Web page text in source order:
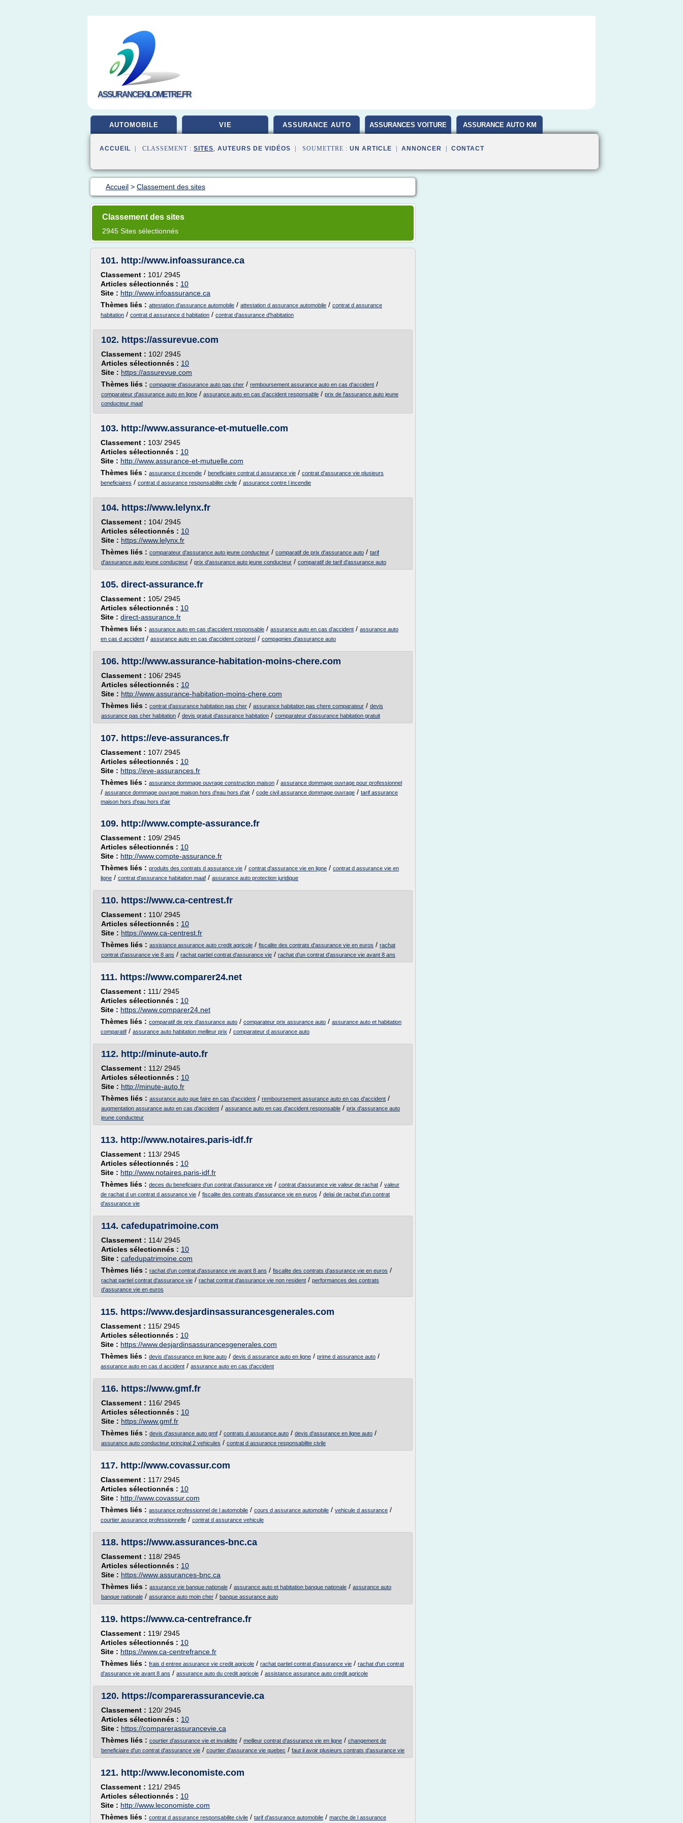
ASSURANCEKILOMETRE.FR
AUTOMOBILE VIE ASSURANCE AUTO ASSURANCES VOITURE ASSURANCE AUTO KM
ACCUEIL | CLASSEMENT : SITES, AUTEURS DE VIDÉOS | SOUMETTRE : UN ARTICLE ANNONCER CONTACT
Accueil > Classement des sites
Classement des sites
2945 Sites sélectionnés
101. http://www.infoassurance.ca
Classement : 101/ 2945
Articles sélectionnés : 10
Site : http://www.infoassurance.ca
Thèmes liés : attestation d'assurance automobile / attestation d assurance automobile / contrat d assurance
habitation / contrat d assurance d habitation / contrat d'assurance d'habitation
102. https://assurevue.com
Classement : 102/ 2945
Articles sélectionnés : 10
Site : https://assurevue.com
Thèmes liés : compagnie d'assurance auto pas cher / remboursement assurance auto en cas d'accident /
comparateur d'assurance auto en ligne / assurance auto en cas d'accident responsable / prix de l'assurance auto jeune
conducteur maaf
103. http://www.assurance-et-mutuelle.com
Classement : 103/ 2945
Articles sélectionnés : 10
Site : http://www.assurance-et-mutuelle.com
Thèmes liés : assurance d incendie / beneficiaire contrat d assurance vie / contrat d'assurance vie plusieurs
beneficiaires / contrat d assurance responsabilite civile / assurance contre l incendie
104. https://www.lelynx.fr
Classement : 104/ 2945
Articles sélectionnés : 10
Site : https://www.lelynx.fr
Thèmes liés : comparateur d'assurance auto jeune conducteur / comparatif de prix d'assurance auto / tarif
d'assurance auto jeune conducteur / prix d'assurance auto jeune conducteur / comparatif de tarif d'assurance auto
105. direct-assurance.fr
Classement : 105/ 2945
Articles sélectionnés : 10
Site : direct-assurance.fr
Thèmes liés : assurance auto en cas d'accident responsable / assurance auto en cas d'accident / assurance auto
en cas d accident / assurance auto en cas d'accident corporel / compagnies d'assurance auto
106. http://www.assurance-habitation-moins-chere.com
Classement : 106/ 2945
Articles sélectionnés : 10
Site : http://www.assurance-habitation-moins-chere.com
Thèmes liés : contrat d'assurance habitation pas cher / assurance habitation pas chere comparateur / devis
assurance pas cher habitation / devis gratuit d'assurance habitation / comparateur d'assurance habitation gratuit
107. https://eve-assurances.fr
Classement : 107/ 2945
Articles sélectionnés : 10
Site : https://eve-assurances.fr
Thèmes liés : assurance dommage ouvrage construction maison / assurance dommage ouvrage pour professionnel
/ assurance dommage ouvrage maison hors d'eau hors d'air / code civil assurance dommage ouvrage / tarif assurance
maison hors d'eau hors d'air
109. http://www.compte-assurance.fr
Classement : 109/ 2945
Articles sélectionnés : 10
Site : http://www.compte-assurance.fr
Thèmes liés : produits des contrats d assurance vie / contrat d'assurance vie en ligne / contrat d assurance vie en
ligne / contrat d'assurance habitation maaf / assurance auto protection juridique
110. https://www.ca-centrest.fr
Classement : 110/ 2945
Articles sélectionnés : 10
Site : https://www.ca-centrest.fr
Thèmes liés : assistance assurance auto credit agricole / fiscalite des contrats d'assurance vie en euros / rachat
contrat d'assurance vie 8 ans / rachat partiel contrat d'assurance vie / rachat d'un contrat d'assurance vie avant 8 ans
111. https://www.comparer24.net
Classement : 111/ 2945
Articles sélectionnés : 10
Site : https://www.comparer24.net
Thèmes liés : comparatif de prix d'assurance auto / comparateur prix assurance auto / assurance auto et habitation
comparatif / assurance auto habitation meilleur prix / comparateur d assurance auto
112. http://minute-auto.fr
Classement : 112/ 2945
Articles sélectionnés : 10
Site : http://minute-auto.fr
Thèmes liés : assurance auto que faire en cas d'accident / remboursement assurance auto en cas d'accident /
augmentation assurance auto en cas d'accident / assurance auto en cas d'accident responsable / prix d'assurance auto
jeune conducteur
113. http://www.notaires.paris-idf.fr
Classement : 113/ 2945
Articles sélectionnés : 10
Site : http://www.notaires.paris-idf.fr
Thèmes liés : deces du beneficiaire d'un contrat d'assurance vie / contrat d'assurance vie valeur de rachat / valeur
de rachat d un contrat d assurance vie / fiscalite des contrats d'assurance vie en euros / delai de rachat d'un contrat
d'assurance vie
114. cafedupatrimoine.com
Classement : 114/ 2945
Articles sélectionnés : 10
Site : cafedupatrimoine.com
Thèmes liés : rachat d'un contrat d'assurance vie avant 8 ans / fiscalite des contrats d'assurance vie en euros /
rachat partiel contrat d'assurance vie / rachat contrat d'assurance vie non resident / performances des contrats
d'assurance vie en euros
115. https://www.desjardinsassurancesgenerales.com
Classement : 115/ 2945
Articles sélectionnés : 10
Site : https://www.desjardinsassurancesgenerales.com
Thèmes liés : devis d'assurance en ligne auto / devis d assurance auto en ligne / prime d assurance auto /
assurance auto en cas d accident / assurance auto en cas d'accident
116. https://www.gmf.fr
Classement : 116/ 2945
Articles sélectionnés : 10
Site : https://www.gmf.fr
Thèmes liés : devis d'assurance auto gmf / contrats d assurance auto / devis d'assurance en ligne auto /
assurance auto conducteur principal 2 vehicules / contrat d assurance responsabilite civile
117. http://www.covassur.com
Classement : 117/ 2945
Articles sélectionnés : 10
Site : http://www.covassur.com
Thèmes liés : assurance professionnel de l automobile / cours d assurance automobile / vehicule d assurance /
courtier assurance professionnelle / contrat d assurance vehicule
118. https://www.assurances-bnc.ca
Classement : 118/ 2945
Articles sélectionnés : 10
Site : https://www.assurances-bnc.ca
Thèmes liés : assurance vie banque nationale / assurance auto et habitation banque nationale / assurance auto
banque nationale / assurance auto moin cher / banque assurance auto
119. https://www.ca-centrefrance.fr
Classement : 119/ 2945
Articles sélectionnés : 10
Site : https://www.ca-centrefrance.fr
Thèmes liés : frais d entree assurance vie credit agricole / rachat partiel contrat d'assurance vie / rachat d'un contrat
d'assurance vie avant 8 ans / assurance auto du credit agricole / assistance assurance auto credit agricole
120. https://comparerassurancevie.ca
Classement : 120/ 2945
Articles sélectionnés : 10
Site : https://comparerassurancevie.ca
Thèmes liés : courtier d'assurance vie et invalidite / meilleur contrat d'assurance vie en ligne / changement de
beneficiaire d'un contrat d'assurance vie / courtier d'assurance vie quebec / faut il avoir plusieurs contrats d'assurance vie
121. http://www.leconomiste.com
Classement : 121/ 2945
Articles sélectionnés : 10
Site : http://www.leconomiste.com
Thèmes liés : contrat d assurance responsabilite civile / tarif d'assurance automobile / marche de l assurance